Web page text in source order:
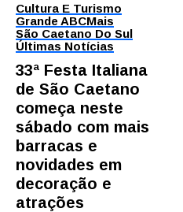
Cultura E Turismo
Grande ABCMais
São Caetano Do Sul
Últimas Notícias
33ª Festa Italiana
de São Caetano
começa neste
sábado com mais
barracas e
novidades em
decoração e
atrações